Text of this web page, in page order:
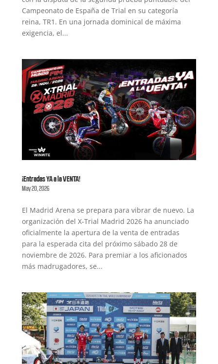
Campeonato de España de Trial en su categoría
reina, TR1. En una jornada dominical de máxima
exigencia, el...
¡Entradas YA a la VENTA!
May 20, 2026
El Madrid Arena se prepara para vibrar de nuevo. La
organización del X-Trial Madrid 2026 ha anunciado
oficialmente la apertura de la venta de entradas
para la esperada cita del próximo sábado 28 de
noviembre de 2026. Para premiar a los aficionados
más madrugadores, se...